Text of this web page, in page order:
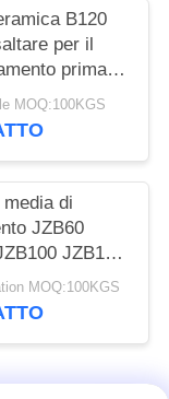
B120
per il
prima
dal
bagnato
MOQ:100KGS
di
JZB60
JZB120
ceramica
le parti di
MOQ:100KGS